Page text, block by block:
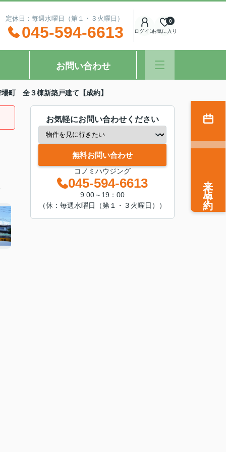
休日：毎週水曜日（第１・３火曜日）
045-594-6613 ログインお気に入り
0
お問い合わせ
町 全３棟新築戸建て【成約】
お気軽にお問い合わせください
無料お問い合わせ
コノミハウジング
045-594-6613
9:00～19：00
（休：毎週水曜日（第１・３火曜日））
来店予約